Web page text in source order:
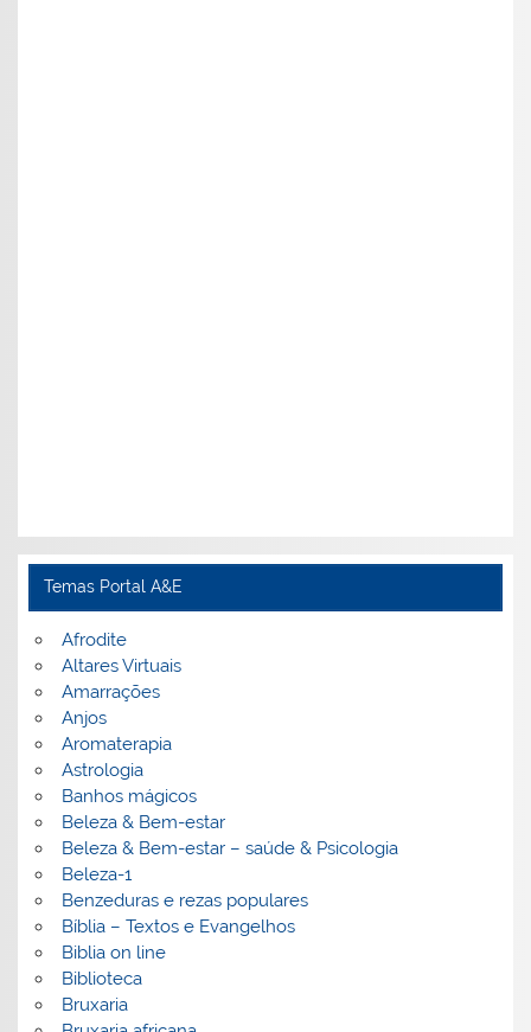
Temas Portal A&E
Afrodite
Altares Virtuais
Amarrações
Anjos
Aromaterapia
Astrologia
Banhos mágicos
Beleza & Bem-estar
Beleza & Bem-estar – saúde & Psicologia
Beleza-1
Benzeduras e rezas populares
Bíblia – Textos e Evangelhos
Biblia on line
Biblioteca
Bruxaria